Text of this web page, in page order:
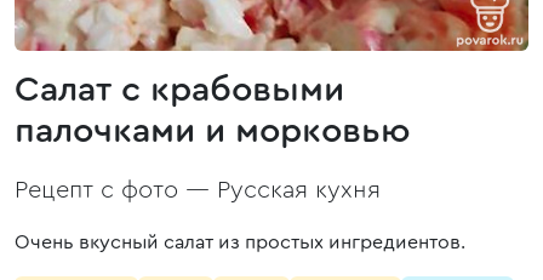
Салат с крабовыми
палочками и морковью
Рецепт с фото — Русская кухня
Очень вкусный салат из простых ингредиентов.